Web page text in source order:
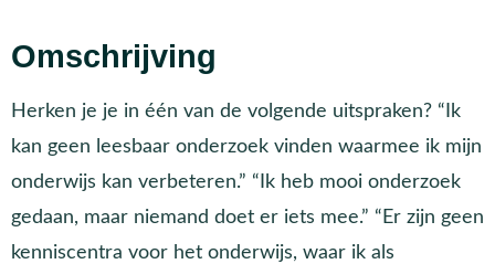
Omschrijving
Herken je je in één van de volgende uitspraken? “Ik
kan geen leesbaar onderzoek vinden waarmee ik mijn
onderwijs kan verbeteren.” “Ik heb mooi onderzoek
gedaan, maar niemand doet er iets mee.” “Er zijn geen
kenniscentra voor het onderwijs, waar ik als